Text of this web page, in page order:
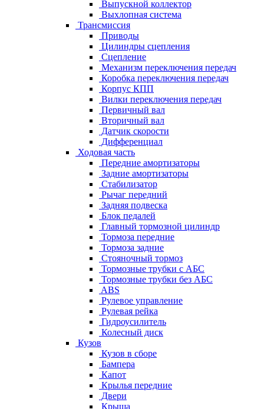
Выпускной коллектор
Выхлопная система
Трансмиссия
Приводы
Цилиндры сцепления
Сцепление
Механизм переключения передач
Коробка переключения передач
Корпус КПП
Вилки переключения передач
Первичный вал
Вторичный вал
Датчик скорости
Дифференциал
Ходовая часть
Передние амортизаторы
Задние амортизаторы
Стабилизатор
Рычаг передний
Задняя подвеска
Блок педалей
Главный тормозной цилиндр
Тормоза передние
Тормоза задние
Стояночный тормоз
Тормозные трубки с АБС
Тормозные трубки без АБС
ABS
Рулевое управление
Рулевая рейка
Гидроусилитель
Колесный диск
Кузов
Кузов в сборе
Бампера
Капот
Крылья передние
Двери
Крыша